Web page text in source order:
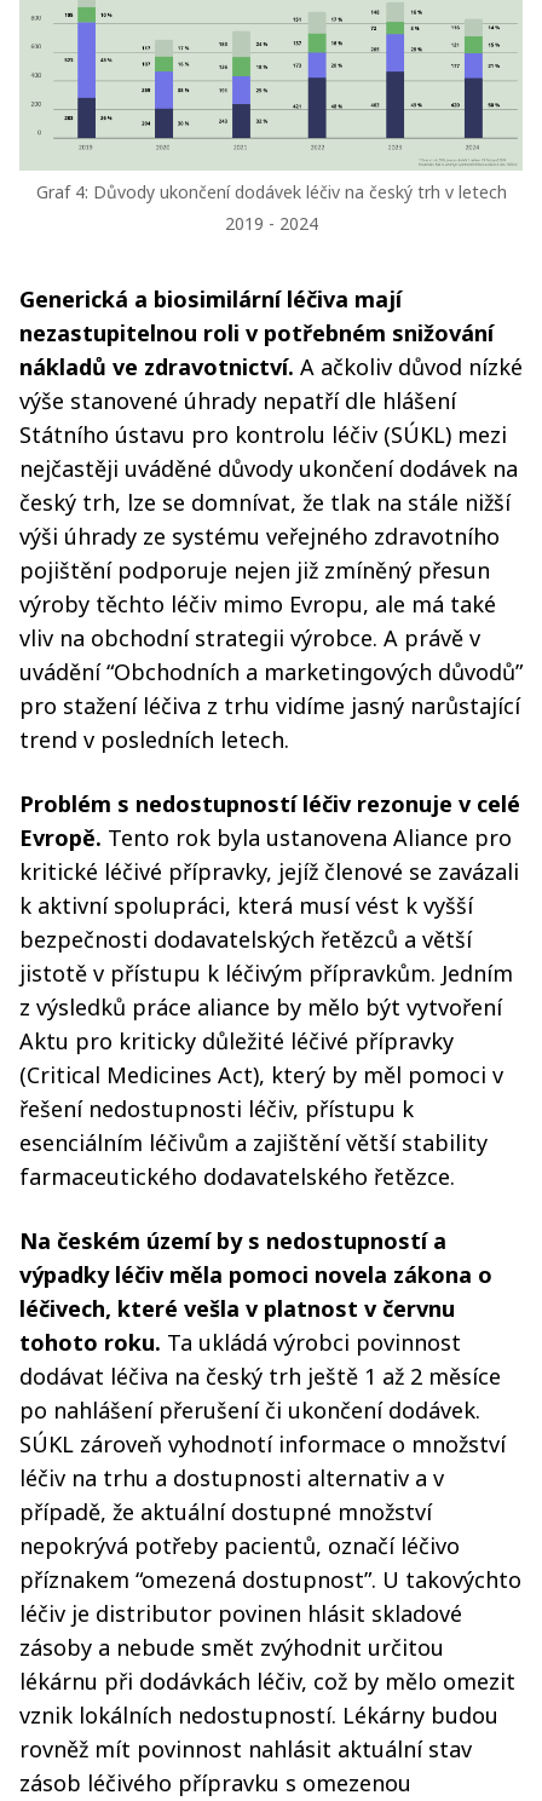
Graf 4: Důvody ukončení dodávek léčiv na český trh v letech
2019 - 2024
Generická a biosimilární léčiva mají
nezastupitelnou roli v potřebném snižování
nákladů ve zdravotnictví. A ačkoliv důvod nízké
výše stanovené úhrady nepatří dle hlášení
Státního ústavu pro kontrolu léčiv (SÚKL) mezi
nejčastěji uváděné důvody ukončení dodávek na
český trh, lze se domnívat, že tlak na stále nižší
výši úhrady ze systému veřejného zdravotního
pojištění podporuje nejen již zmíněný přesun
výroby těchto léčiv mimo Evropu, ale má také
vliv na obchodní strategii výrobce. A právě v
uvádění “Obchodních a marketingových důvodů”
pro stažení léčiva z trhu vidíme jasný narůstající
trend v posledních letech.
Problém s nedostupností léčiv rezonuje v celé
Evropě. Tento rok byla ustanovena Aliance pro
kritické léčivé přípravky, jejíž členové se zavázali
k aktivní spolupráci, která musí vést k vyšší
bezpečnosti dodavatelských řetězců a větší
jistotě v přístupu k léčivým přípravkům. Jedním
z výsledků práce aliance by mělo být vytvoření
Aktu pro kriticky důležité léčivé přípravky
(Critical Medicines Act), který by měl pomoci v
řešení nedostupnosti léčiv, přístupu k
esenciálním léčivům a zajištění větší stability
farmaceutického dodavatelského řetězce.
Na českém území by s nedostupností a
výpadky léčiv měla pomoci novela zákona o
léčivech, které vešla v platnost v červnu
tohoto roku. Ta ukládá výrobci povinnost
dodávat léčiva na český trh ještě 1 až 2 měsíce
po nahlášení přerušení či ukončení dodávek.
SÚKL zároveň vyhodnotí informace o množství
léčiv na trhu a dostupnosti alternativ a v
případě, že aktuální dostupné množství
nepokrývá potřeby pacientů, označí léčivo
příznakem “omezená dostupnost”. U takovýchto
léčiv je distributor povinen hlásit skladové
zásoby a nebude smět zvýhodnit určitou
lékárnu při dodávkách léčiv, což by mělo omezit
vznik lokálních nedostupností. Lékárny budou
rovněž mít povinnost nahlásit aktuální stav
zásob léčivého přípravku s omezenou